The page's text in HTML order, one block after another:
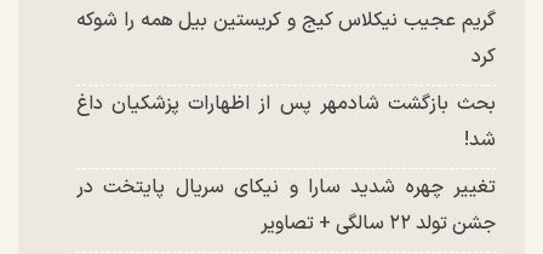
گریم عجیب نیکلاس کیج و کریستین بیل همه را شوکه
کرد
بحث بازگشت شادمهر پس از اظهارات پزشکیان داغ
شد!
تغییر چهره شدید سارا و نیکای سریال پایتخت در
جشن تولد ۲۲ سالگی + تصاویر